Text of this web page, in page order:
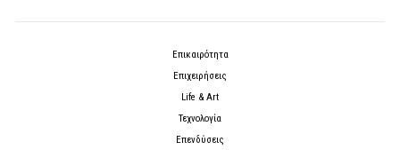
Επικαιρότητα
Επιχειρήσεις
Life & Art
Τεχνολογία
Επενδύσεις